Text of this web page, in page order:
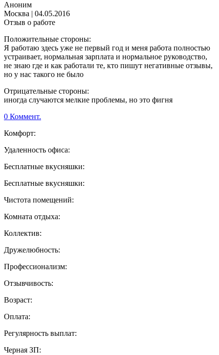
Аноним
Москва | 04.05.2016
Отзыв о работе
Положительные стороны:
Я работаю здесь уже не первый год и меня работа полностью
устраивает, нормальная зарплата и нормальное руководство,
не знаю где и как работали те, кто пишут негативные отзывы,
но у нас такого не было
Отрицательные стороны:
иногда случаются мелкие проблемы, но это фигня
0 Коммент.
Комфорт:
Удаленность офиса:
Бесплатные вкусняшки:
Бесплатные вкусняшки:
Чистота помещений:
Комната отдыха:
Коллектив:
Дружелюбность:
Профессионализм:
Отзывчивость:
Возраст:
Оплата:
Регулярность выплат:
Черная ЗП: